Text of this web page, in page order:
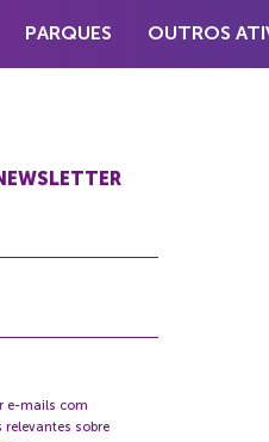
PARQUES OUTROS
e-mails com
sobre